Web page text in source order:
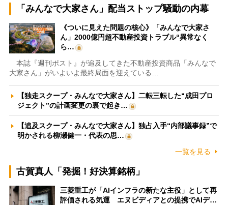
「みんなで大家さん」配当ストップ騒動の内幕
《ついに見えた問題の核心》「みんなで大家さ
ん」2000億円超不動産投資トラブル“異常なく
ら…
本誌『週刊ポスト』が追及してきた不動産投資商品「みんなで
大家さん」がいよいよ最終局面を迎えている…
【独走スクープ・みんなで大家さん】二転三転した“成田プロ
ジェクト”の計画変更の裏で起き…
【追及スクープ・みんなで大家さん】独占入手“内部議事録”で
明かされる柳瀬健一・代表の思…
一覧を見る
古賀真人「発掘！好決算銘柄」
三菱重工が「AIインフラの新たな主役」として再
評価される気運 エヌビディアとの提携でAIデ…